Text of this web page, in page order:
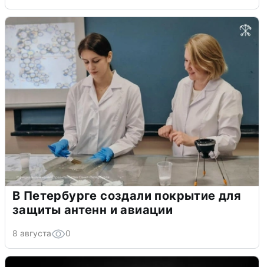
В Петербурге создали покрытие для
защиты антенн и авиации
8 августа 0